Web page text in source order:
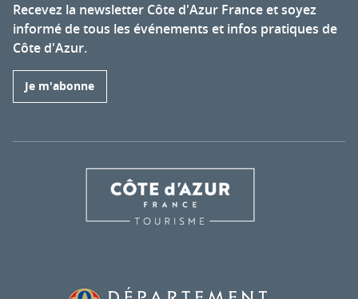
Recevez la newsletter Côte d'Azur France et soyez
informé de tous les événements et infos pratiques de
Côte d'Azur.
Je m'abonne